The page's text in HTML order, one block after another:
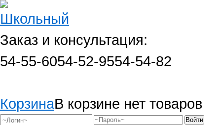
Заказ и консультация:
54-55-6054-52-9554-54-82
КорзинаВ корзине нет товаров